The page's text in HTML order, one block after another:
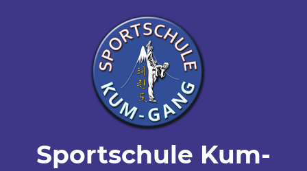
Sportschule Kum-